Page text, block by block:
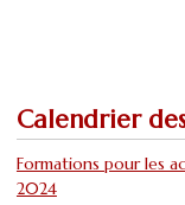
Calendrier
Formations pour les
2024